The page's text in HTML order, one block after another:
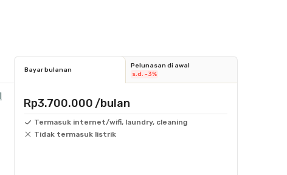
Bayar bulanan
Pelunasan di awal
s.d. -3%
Rp3.700.000 /bulan
Termasuk internet/wifi, laundry, cleaning
Tidak termasuk listrik